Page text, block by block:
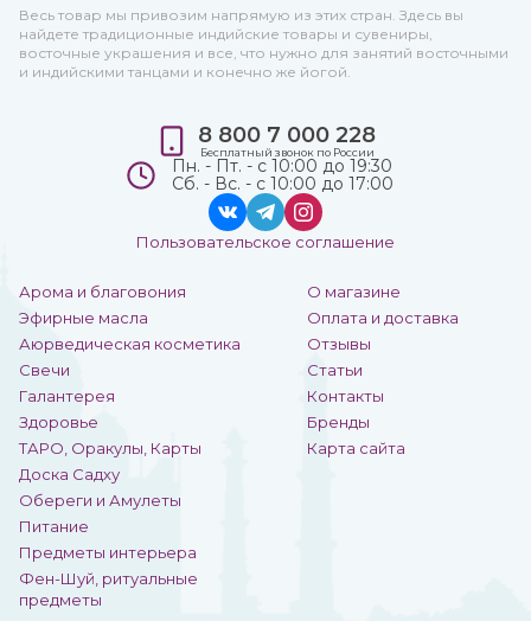
Весь товар мы привозим напрямую из этих стран. Здесь вы
найдете традиционные индийские товары и сувениры,
восточные украшения и все, что нужно для занятий восточными
и индийскими танцами и конечно же йогой.
Арома и благовония
Эфирные масла
Аюрведическая косметика
Свечи
Галантерея
Здоровье
ТАРО, Оракулы, Карты
Доска Садху
Обереги и Амулеты
Питание
Предметы интерьера
Фен-Шуй, ритуальные
предметы
О магазине
Оплата и доставка
Отзывы
Статьи
Контакты
Бренды
Карта сайта
8 800 7 000 228
Бесплатный звонок по России
Пн. - Пт. - с 10:00 до 19:30
Сб. - Вс. - с 10:00 до 17:00
Пользовательское соглашение